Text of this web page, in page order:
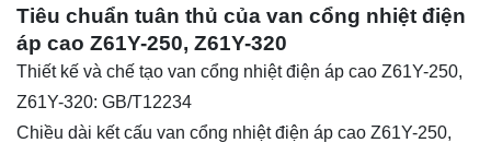
Tiêu chuẩn tuân thủ của van cổng nhiệt điện
áp cao Z61Y-250, Z61Y-320
Thiết kế và chế tạo van cổng nhiệt điện áp cao Z61Y-250,
Z61Y-320: GB/T12234
Chiều dài kết cấu van cổng nhiệt điện áp cao Z61Y-250,